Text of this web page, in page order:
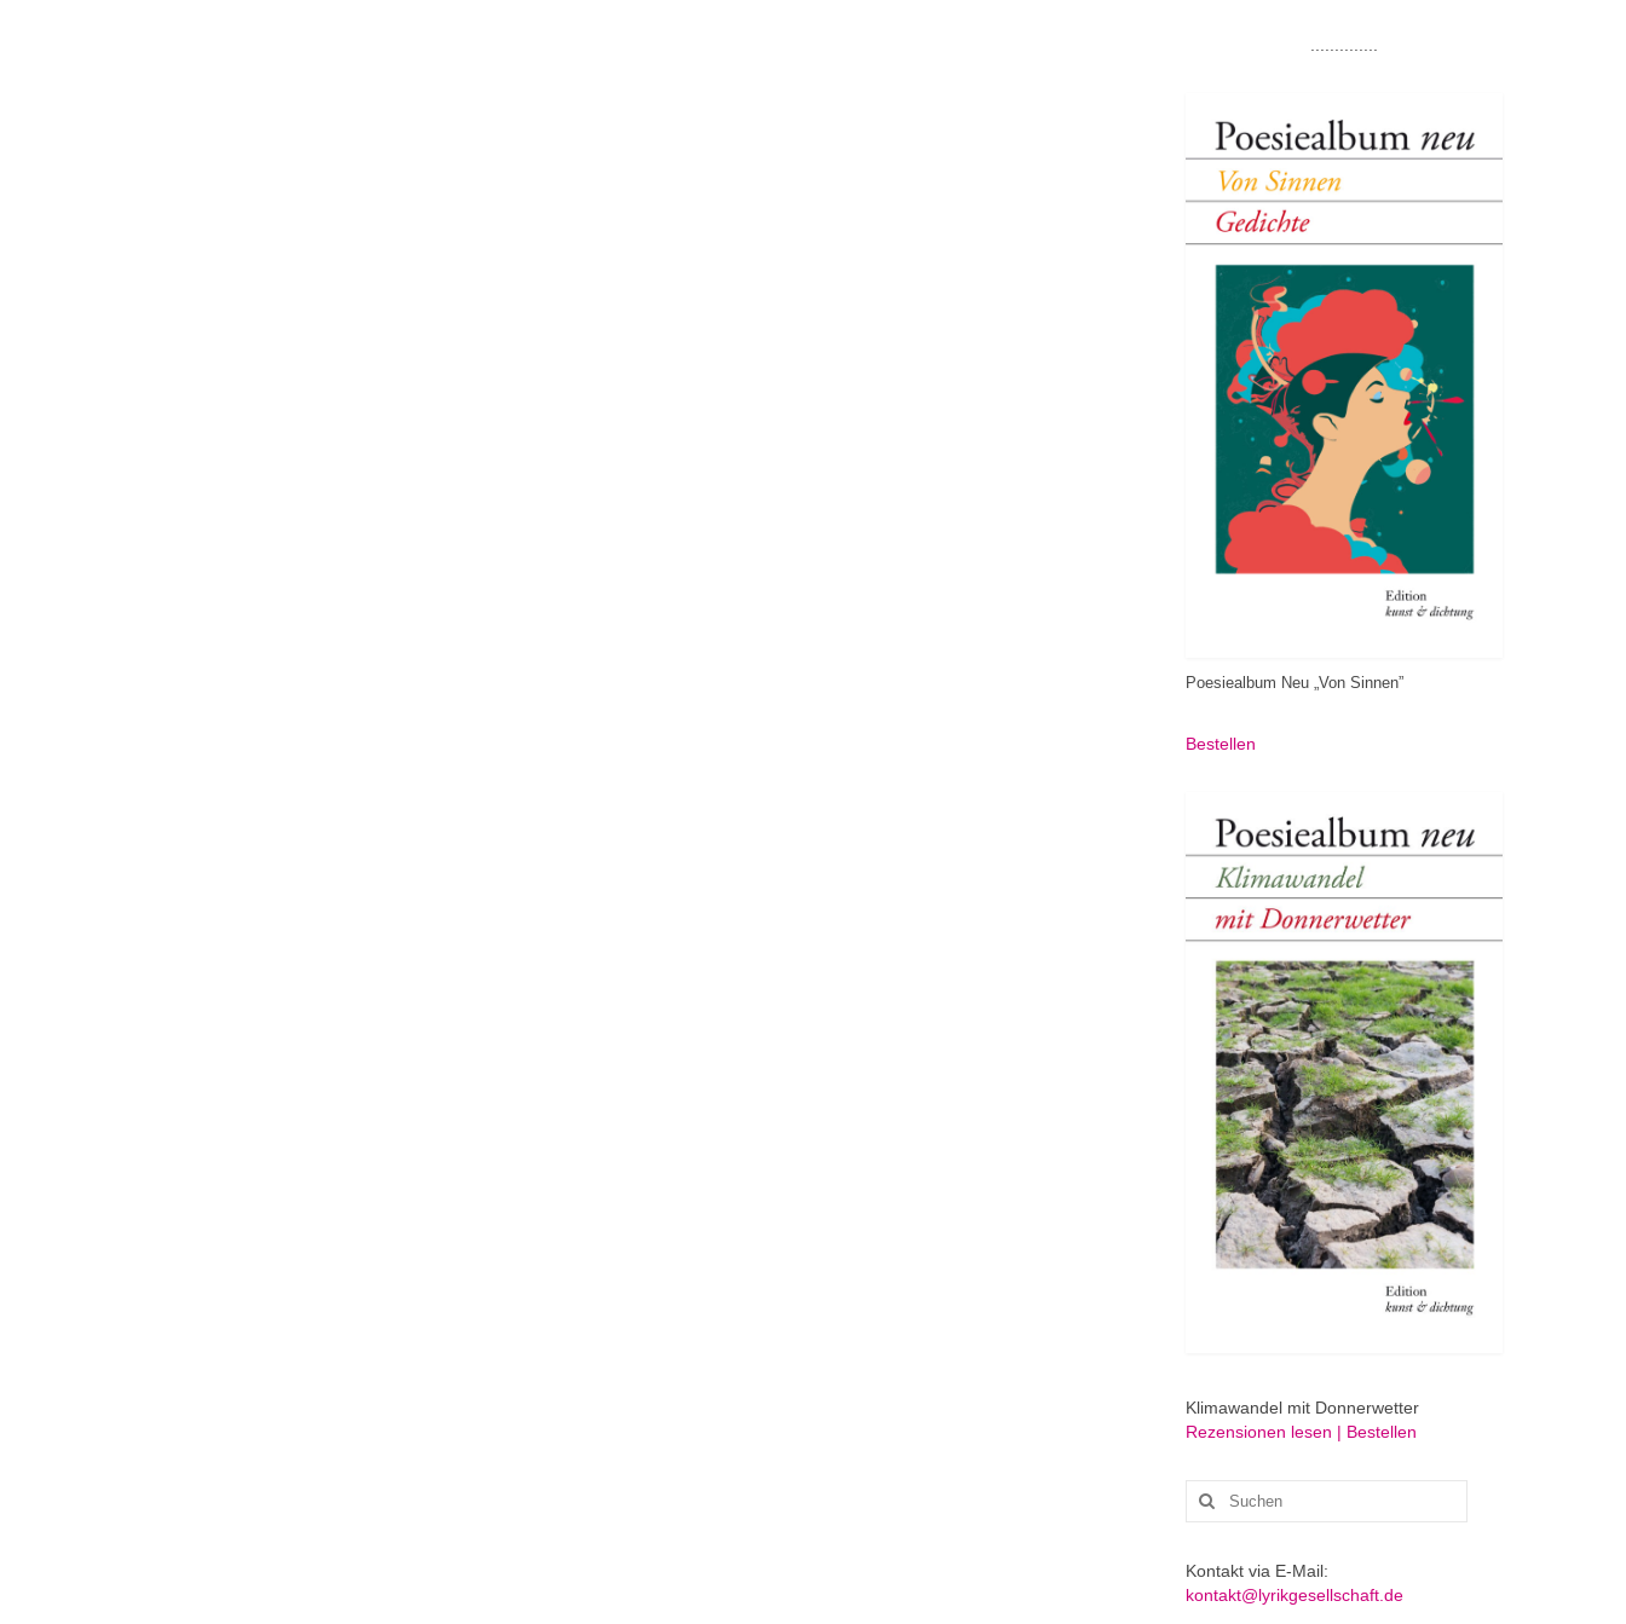
Poesiealbum Neu „Von Sinnen”
Bestellen
Klimawandel mit Donnerwetter
Rezensionen lesen | Bestellen
Suchen
nach:
Kontakt via E-Mail:
kontakt@lyrikgesellschaft.de